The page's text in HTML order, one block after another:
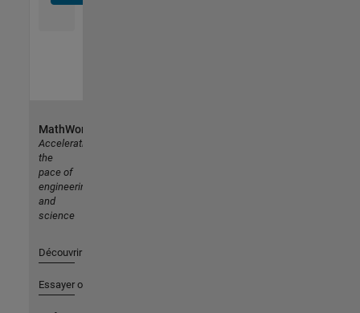
MathWorks
Accelerating
the
pace of
engineering
and
science
Découvrir les produits
Essayer ou acheter